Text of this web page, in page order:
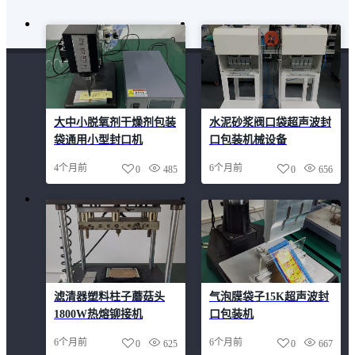
大中小脱氧剂干燥剂包装
袋通用小型封口机
4个月前 485
0
水泥砂浆阀口袋超声波封
口包装机械设备
6个月前 656
0
滤清器塑料柱子蘑菇头
1800W热熔铆接机
6个月前 625
0
气泡膜袋子15K超声波封
口包装机
6个月前 667
0